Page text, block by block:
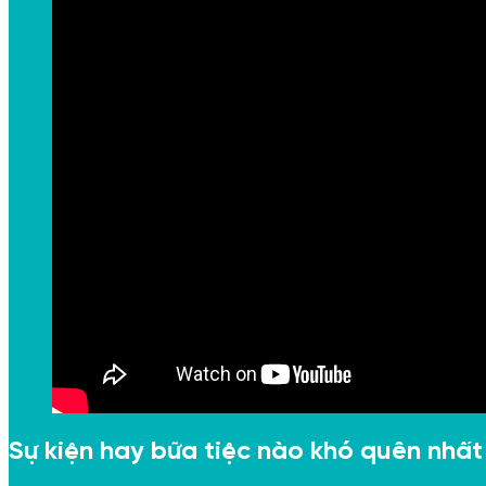
Sự kiện hay bữa tiệc nào khó quên